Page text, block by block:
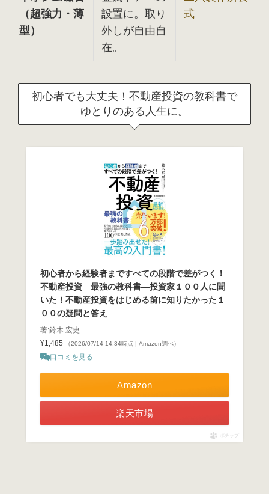
（超強力・薄
型）
設置に。取り
外しが自由自
在。
式
初心者でも大丈夫！不動産投資の教科書で
ゆとりのある人生に。
初心者から経験者まですべての段階で差がつく！
不動産投資 最強の教科書―投資家１００人に聞
いた！不動産投資をはじめる前に知りたかった１
００の疑問と答え
著:鈴木 宏史
¥1,485
（2026/07/14 14:34時点 | Amazon調べ）
口コミを見る
Amazon
楽天市場
ポチップ